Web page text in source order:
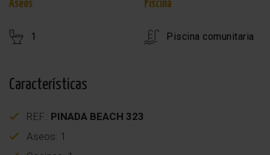
Aseos
1
Piscina
Piscina comunitaria
Características
REF.: PINADA BEACH 323
Aseos: 1